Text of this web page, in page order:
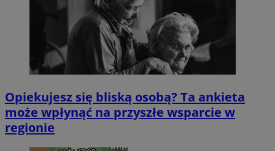
Opiekujesz się bliską osobą? Ta ankieta
może wpłynąć na przyszłe wsparcie w
regionie